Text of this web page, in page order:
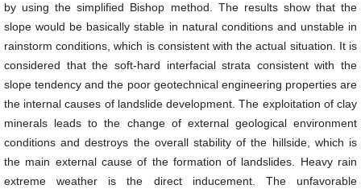
by using the simplified Bishop method. The results show that the
slope would be basically stable in natural conditions and unstable in
rainstorm conditions, which is consistent with the actual situation. It is
considered that the soft-hard interfacial strata consistent with the
slope tendency and the poor geotechnical engineering properties are
the internal causes of landslide development. The exploitation of clay
minerals leads to the change of external geological environment
conditions and destroys the overall stability of the hillside, which is
the main external cause of the formation of landslides. Heavy rain
extreme weather is the direct inducement. The unfavorable